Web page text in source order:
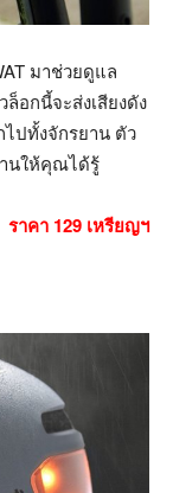
มาช่วยดูแล
อกนี้จะส่งเสียงดัง
ปทั้งจักรยาน ตัว
นให้คุณได้รู้
ราคา 129 เหรียญฯ